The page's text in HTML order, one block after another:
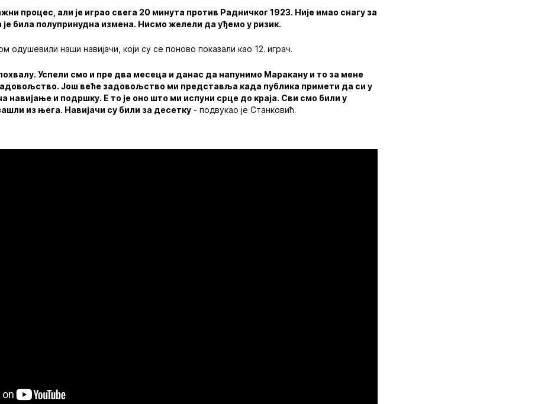
процес, али је играо свега 20 минута против Радничког 1923. Није имао снагу за
била полупринудна измена. Нисмо желели да уђемо у ризик.
одушевили наши навијачи, који су се поново показали као 12. играч.
Успели смо и пре два месеца и данас да напунимо Маракану и то за мене
Још веће задовољство ми представља када публика примети да си у
навијање и подршку. Е то је оно што ми испуни срце до краја. Сви смо били у
из њега. Навијачи су били за десетку - подвукао је Станковић.